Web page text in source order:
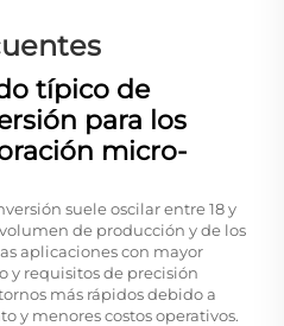
típico de
para los
micro-
suele oscilar entre 18 y
de producción y de los
aplicaciones con mayor
y requisitos de precisión
más rápidos debido a
y menores costos operativos.